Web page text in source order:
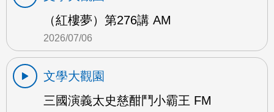
（紅樓夢）第276講 AM
2026/07/06
文學大觀園
三國演義太史慈酣鬥小霸王 FM